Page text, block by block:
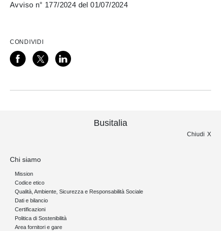
Avviso n° 177/2024 del 01/07/2024
CONDIVIDI
Busitalia
Chiudi
Chi siamo
Mission
Codice etico
Qualità, Ambiente, Sicurezza e Responsabilità Sociale
Dati e bilancio
Certificazioni
Politica di Sostenibilità
Area fornitori e gare